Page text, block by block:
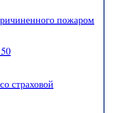
пожаром
страховой